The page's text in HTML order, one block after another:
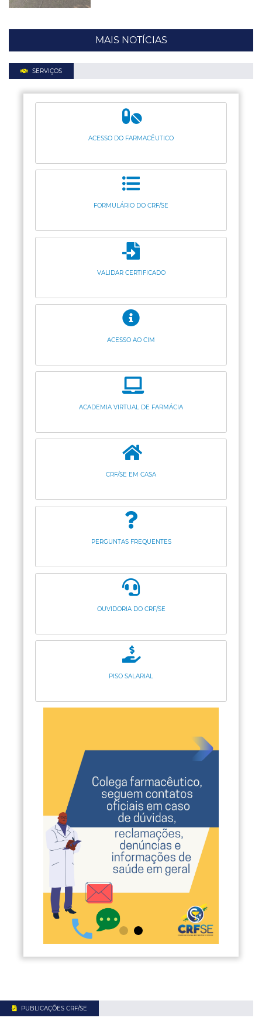
MAIS NOTÍCIAS
SERVIÇOS
ACESSO DO FARMACÊUTICO
FORMULÁRIO DO CRF/SE
VALIDAR CERTIFICADO
ACESSO AO CIM
ACADEMIA VIRTUAL DE FARMÁCIA
CRF/SE EM CASA
PERGUNTAS FREQUENTES
OUVIDORIA DO CRF/SE
PISO SALARIAL
PUBLICAÇÕES CRF/SE